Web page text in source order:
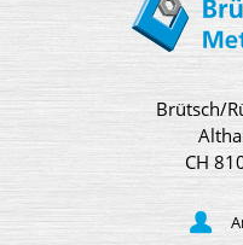
Brütsch/
CH